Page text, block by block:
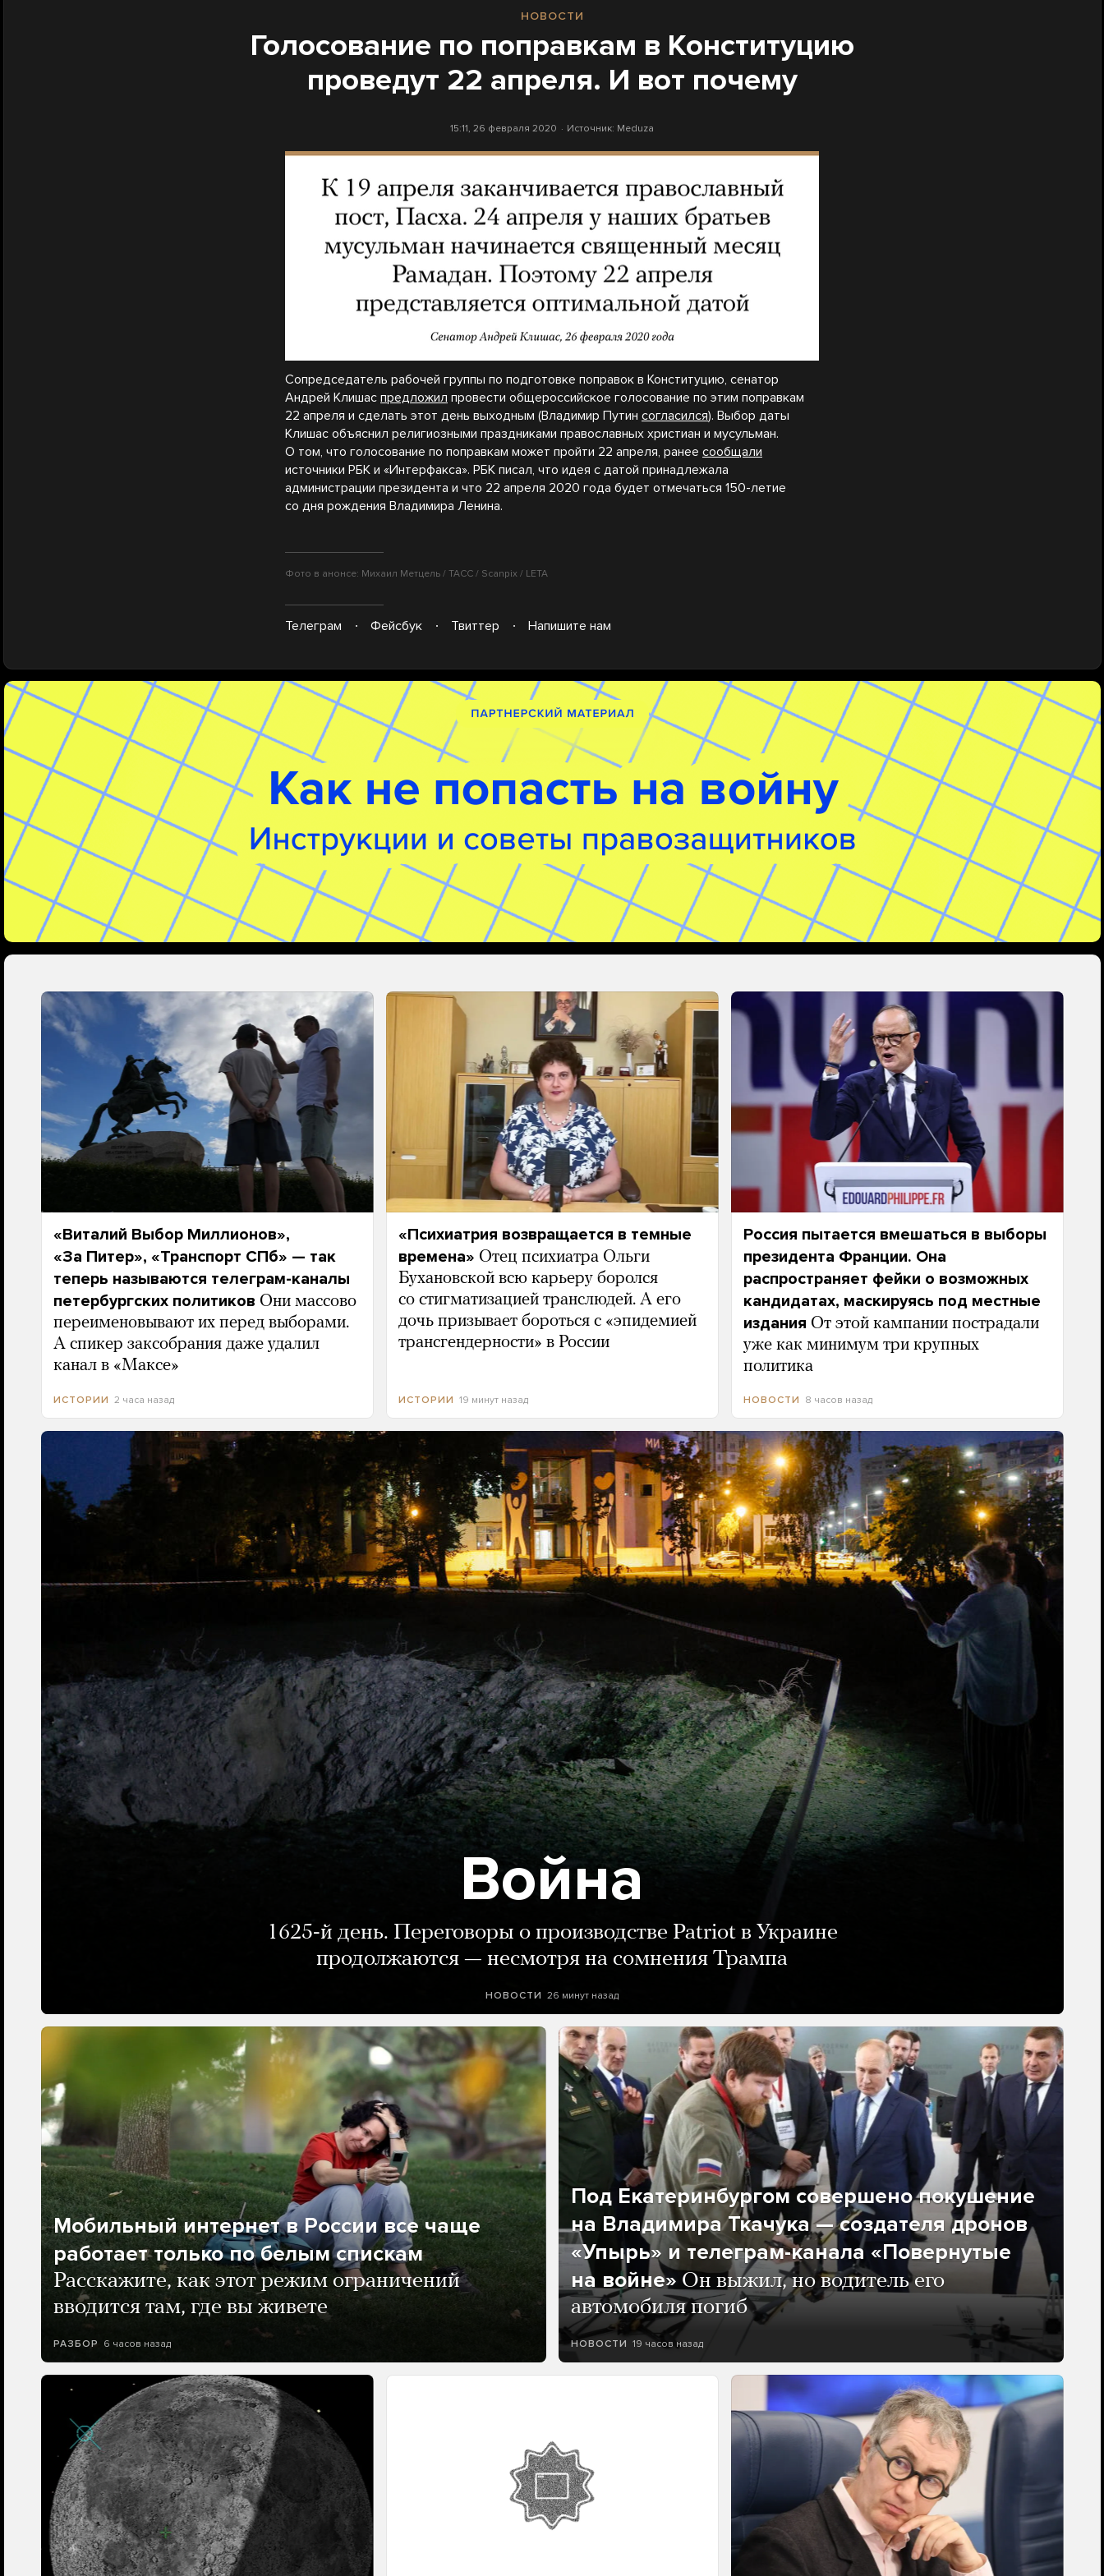
НОВОСТИ
Голосование по поправкам в Конституцию
проведут 22 апреля. И вот почему
15:11, 26 февраля 2020 Источник: Meduza
Сопредседатель рабочей группы по подготовке поправок в Конституцию, сенатор
Андрей Клишас предложил провести общероссийское голосование по этим поправкам
22 апреля и сделать этот день выходным (Владимир Путин согласился). Выбор даты
Клишас объяснил религиозными праздниками православных христиан и мусульман.
О том, что голосование по поправкам может пройти 22 апреля, ранее сообщали
источники РБК и «Интерфакса». РБК писал, что идея с датой принадлежала
администрации президента и что 22 апреля 2020 года будет отмечаться 150-летие
со дня рождения Владимира Ленина.
Фото в анонсе: Михаил Метцель / ТАСС / Scanpix / LETA
Телеграм Фейсбук Твиттер Напишите нам
«Виталий Выбор Миллионов»,
«За Питер», «Транспорт СПб» — так
теперь называются телеграм-каналы
петербургских политиков Они массово
переименовывают их перед выборами.
А спикер заксобрания даже удалил
канал в «Максе»
ИСТОРИИ 2 часа назад
«Психиатрия возвращается в темные
времена» Отец психиатра Ольги
Бухановской всю карьеру боролся
со стигматизацией транслюдей. А его
дочь призывает бороться с «эпидемией
трансгендерности» в России
ИСТОРИИ 19 минут назад
Россия пытается вмешаться в выборы
президента Франции. Она
распространяет фейки о возможных
кандидатах, маскируясь под местные
издания От этой кампании пострадали
уже как минимум три крупных
политика
НОВОСТИ 8 часов назад
Война
1625-й день. Переговоры о производстве Patriot в Украине
продолжаются — несмотря на сомнения Трампа
НОВОСТИ 26 минут назад
Мобильный интернет в России все чаще
работает только по белым спискам
Расскажите, как этот режим ограничений
вводится там, где вы живете
РАЗБОР 6 часов назад
Под Екатеринбургом совершено покушение
на Владимира Ткачука — создателя дронов
«Упырь» и телеграм-канала «Повернутые
на войне» Он выжил, но водитель его
автомобиля погиб
НОВОСТИ 19 часов назад